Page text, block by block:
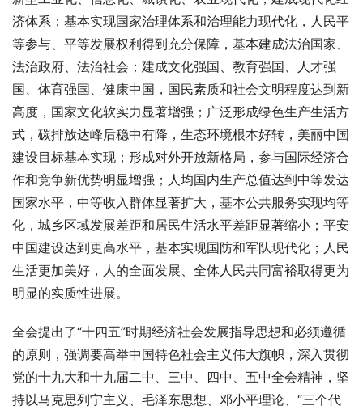
济体系；基本实现国家治理体系和治理能力现代化，人民平
等参与、平等发展权利得到充分保障，基本建成法治国家、
法治政府、法治社会；建成文化强国、教育强国、人才强
国、体育强国、健康中国，国民素质和社会文明程度达到新
高度，国家文化软实力显著增强；广泛形成绿色生产生活方
式，碳排放达峰后稳中有降，生态环境根本好转，美丽中国
建设目标基本实现；形成对外开放新格局，参与国际经济合
作和竞争新优势明显增强；人均国内生产总值达到中等发达
国家水平，中等收入群体显著扩大，基本公共服务实现均等
化，城乡区域发展差距和居民生活水平差距显著缩小；平安
中国建设达到更高水平，基本实现国防和军队现代化；人民
生活更加美好，人的全面发展、全体人民共同富裕取得更为
明显的实质性进展。
全会提出了“十四五”时期经济社会发展指导思想和必须遵循
的原则，强调要高举中国特色社会主义伟大旗帜，深入贯彻
党的十九大和十九届二中、三中、四中、五中全会精神，坚
持以马克思列宁主义、毛泽东思想、邓小平理论、“三个代